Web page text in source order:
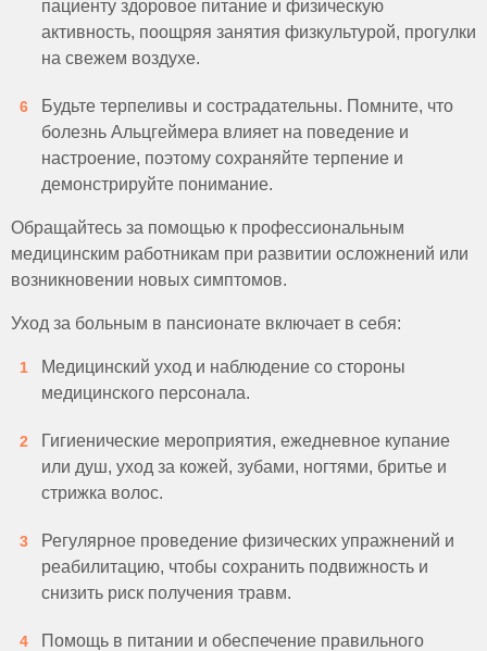
пациенту здоровое питание и физическую
активность, поощряя занятия физкультурой, прогулки
на свежем воздухе.
Будьте терпеливы и сострадательны. Помните, что
болезнь Альцгеймера влияет на поведение и
настроение, поэтому сохраняйте терпение и
демонстрируйте понимание.
Обращайтесь за помощью к профессиональным
медицинским работникам при развитии осложнений или
возникновении новых симптомов.
Уход за больным в пансионате включает в себя:
Медицинский уход и наблюдение со стороны
медицинского персонала.
Гигиенические мероприятия, ежедневное купание
или душ, уход за кожей, зубами, ногтями, бритье и
стрижка волос.
Регулярное проведение физических упражнений и
реабилитацию, чтобы сохранить подвижность и
снизить риск получения травм.
Помощь в питании и обеспечение правильного